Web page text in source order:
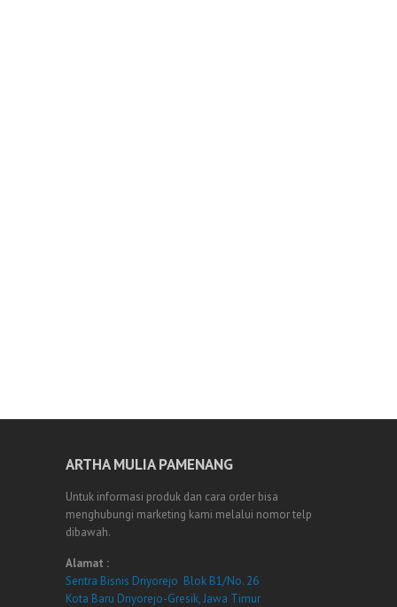
ARTHA MULIA PAMENANG
Untuk informasi produk dan cara order bisa
menghubungi marketing kami melalui nomor telp
dibawah.
Alamat :
Sentra Bisnis Driyorejo Blok B1/No. 26
Kota Baru Driyorejo-Gresik, Jawa Timur